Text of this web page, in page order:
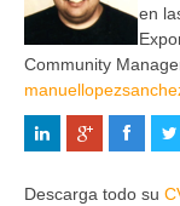
en
Community
Descarga todo su